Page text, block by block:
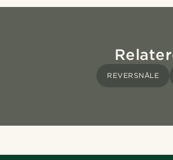
REVERSNÅLE